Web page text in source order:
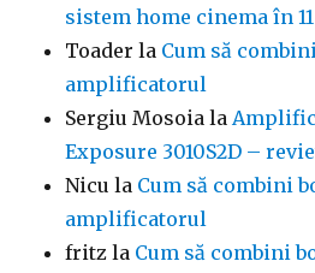
sistem home cinema în
Toader la Cum să
amplificatorul
Sergiu Mosoia la
Exposure 3010S2D –
Nicu la Cum să combini
amplificatorul
fritz la Cum să combini